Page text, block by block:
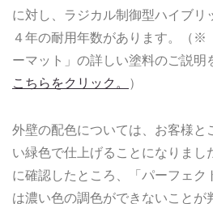
に対し、ラジカル制御型ハイブリ
４年の耐用年数があります。（※
ーマット」の詳しい塗料のご説明
こちらをクリック。
）
外壁の配色については、お客様と
い緑色で仕上げることになりまし
に確認したところ、「パーフェク
は濃い色の調色ができないことが